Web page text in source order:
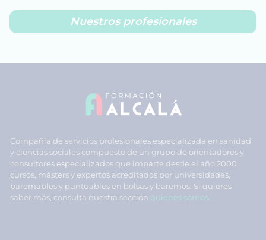
Nuestros profesionales
Compañía de servicios profesionales especializada en sanidad
y ciencias sociales compuesto de un grupo de orientadores y
consultores especializados que imparte desde el año 2000
cursos, másters y expertos acreditados por universidades,
baremables y puntuables en bolsas y baremos. Si quieres
saber más, consulta nuestra sección quiénes somos